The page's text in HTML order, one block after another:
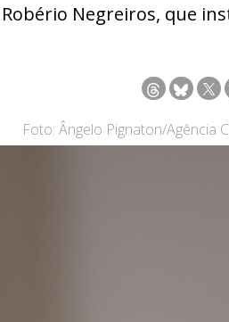
Negreiros, que
Foto: Ângelo Pignaton/Agência